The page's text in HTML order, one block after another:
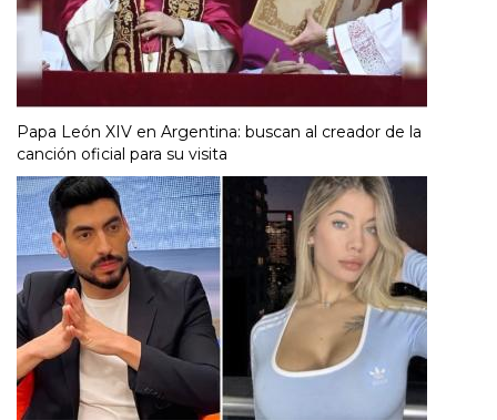
Papa León XIV en Argentina: buscan al creador de la
canción oficial para su visita